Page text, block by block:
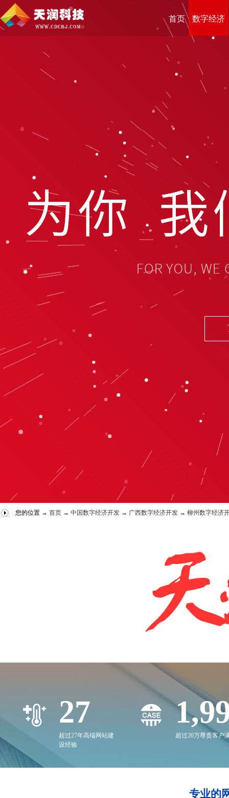
首页 数字经济
您的位置 → 首页 → 中国数字经济开发 → 广西数字经济开发 → 柳州数字经济
27
超过27年高端网站建
设经验
超过20万尊贵客户
专业的